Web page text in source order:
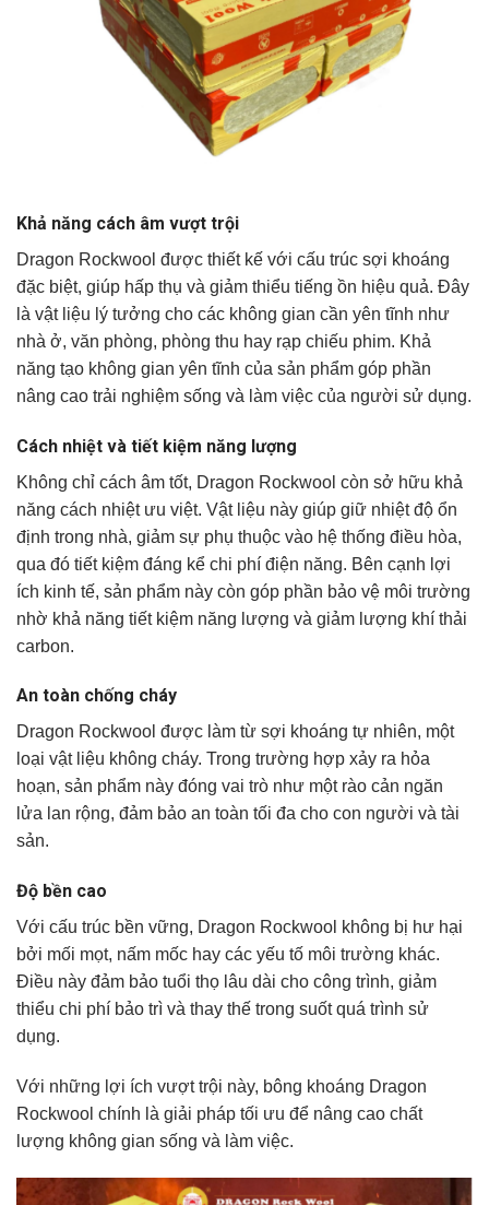
Khả năng cách âm vượt trội
Dragon Rockwool được thiết kế với cấu trúc sợi khoáng
đặc biệt, giúp hấp thụ và giảm thiểu tiếng ồn hiệu quả. Đây
là vật liệu lý tưởng cho các không gian cần yên tĩnh như
nhà ở, văn phòng, phòng thu hay rạp chiếu phim. Khả
năng tạo không gian yên tĩnh của sản phẩm góp phần
nâng cao trải nghiệm sống và làm việc của người sử dụng.
Cách nhiệt và tiết kiệm năng lượng
Không chỉ cách âm tốt, Dragon Rockwool còn sở hữu khả
năng cách nhiệt ưu việt. Vật liệu này giúp giữ nhiệt độ ổn
định trong nhà, giảm sự phụ thuộc vào hệ thống điều hòa,
qua đó tiết kiệm đáng kể chi phí điện năng. Bên cạnh lợi
ích kinh tế, sản phẩm này còn góp phần bảo vệ môi trường
nhờ khả năng tiết kiệm năng lượng và giảm lượng khí thải
carbon.
An toàn chống cháy
Dragon Rockwool được làm từ sợi khoáng tự nhiên, một
loại vật liệu không cháy. Trong trường hợp xảy ra hỏa
hoạn, sản phẩm này đóng vai trò như một rào cản ngăn
lửa lan rộng, đảm bảo an toàn tối đa cho con người và tài
sản.
Độ bền cao
Với cấu trúc bền vững, Dragon Rockwool không bị hư hại
bởi mối mọt, nấm mốc hay các yếu tố môi trường khác.
Điều này đảm bảo tuổi thọ lâu dài cho công trình, giảm
thiểu chi phí bảo trì và thay thế trong suốt quá trình sử
dụng.
Với những lợi ích vượt trội này, bông khoáng Dragon
Rockwool chính là giải pháp tối ưu để nâng cao chất
lượng không gian sống và làm việc.